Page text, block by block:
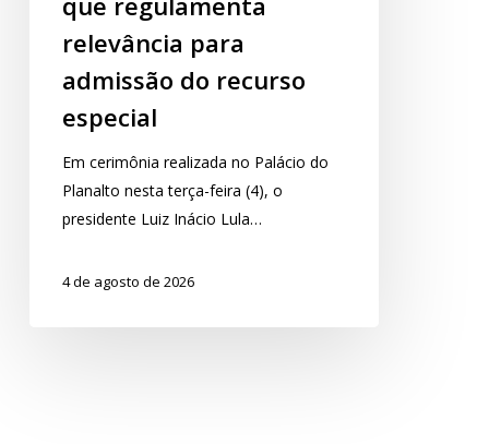
regulamenta
relevância
recurso
especial
relevância para
admissão do recurso
especial
Em cerimônia realizada no Palácio do
Planalto nesta terça-feira (4), o
presidente Luiz Inácio Lula…
4 de agosto de 2026